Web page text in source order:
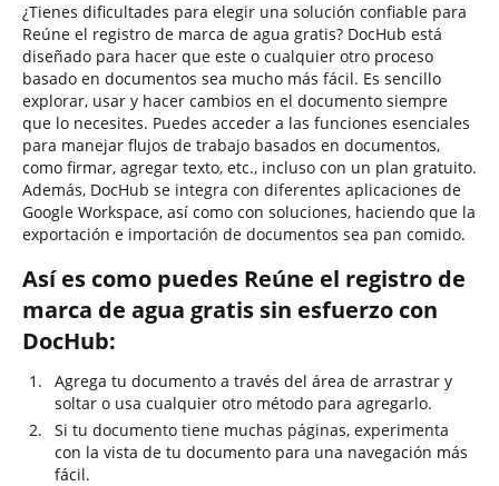
¿Tienes dificultades para elegir una solución confiable para
Reúne el registro de marca de agua gratis? DocHub está
diseñado para hacer que este o cualquier otro proceso
basado en documentos sea mucho más fácil. Es sencillo
explorar, usar y hacer cambios en el documento siempre
que lo necesites. Puedes acceder a las funciones esenciales
para manejar flujos de trabajo basados en documentos,
como firmar, agregar texto, etc., incluso con un plan gratuito.
Además, DocHub se integra con diferentes aplicaciones de
Google Workspace, así como con soluciones, haciendo que la
exportación e importación de documentos sea pan comido.
Así es como puedes Reúne el registro de
marca de agua gratis sin esfuerzo con
DocHub:
Agrega tu documento a través del área de arrastrar y
soltar o usa cualquier otro método para agregarlo.
Si tu documento tiene muchas páginas, experimenta
con la vista de tu documento para una navegación más
fácil.